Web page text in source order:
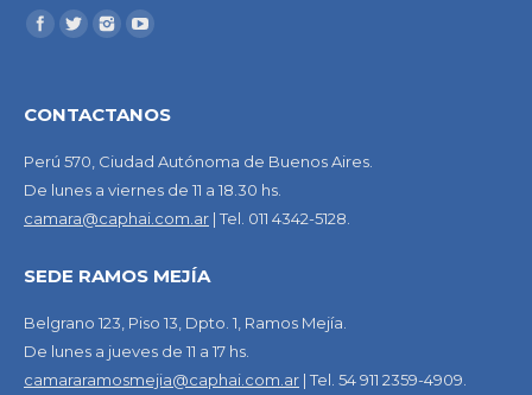
CONTACTANOS
Perú 570, Ciudad Autónoma de Buenos Aires.
De lunes a viernes de 11 a 18.30 hs.
camara@caphai.com.ar | Tel. 011 4342-5128.
SEDE RAMOS MEJÍA
Belgrano 123, Piso 13, Dpto. 1, Ramos Mejía.
De lunes a jueves de 11 a 17 hs.
camararamosmejia@caphai.com.ar | Tel. 54 911 2359-4909.